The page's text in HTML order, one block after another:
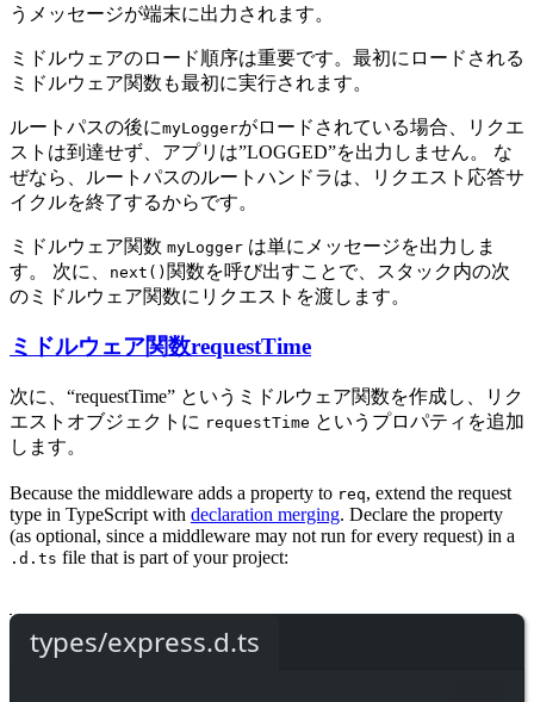
うメッセージが端末に出力されます。
ミドルウェアのロード順序は重要です。最初にロードされる
ミドルウェア関数も最初に実行されます。
ルートパスの後にmyLoggerがロードされている場合、リクエ
ストは到達せず、アプリは”LOGGED”を出力しません。 な
ぜなら、ルートパスのルートハンドラは、リクエスト応答サ
イクルを終了するからです。
ミドルウェア関数 myLogger は単にメッセージを出力しま
す。 次に、
next() 関数を呼び出すことで、スタック内の次
のミドルウェア関数にリクエストを渡します。
ミドルウェア関数requestTime
次に、“requestTime” というミドルウェア関数を作成し、リク
エストオブジェクトに requestTime というプロパティを追加
します。
Because the middleware adds a property to req, extend the request
type in TypeScript with declaration merging. Declare the property
(as optional, since a middleware may not run for every request) in a
.d.ts file that is part of your project:
types/express.d.ts